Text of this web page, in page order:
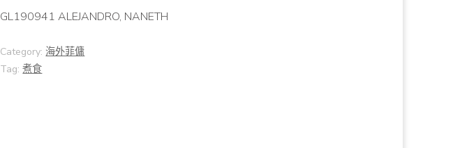
GL190941 ALEJANDRO, NANETH
Category: 海外菲傭
Tag:煮食